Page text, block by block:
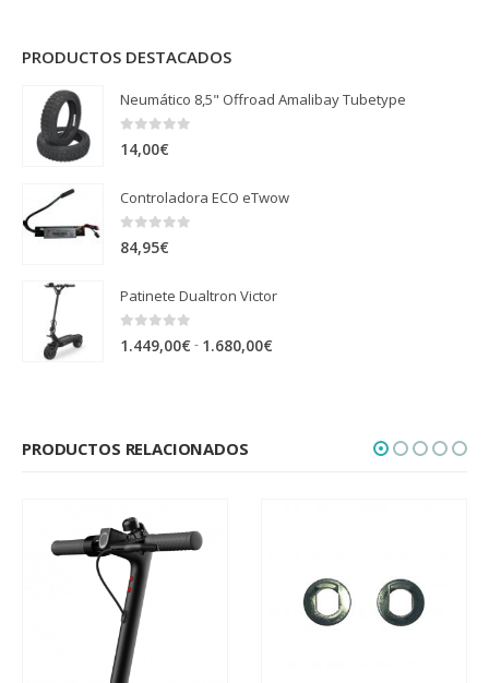
PRODUCTOS DESTACADOS
Neumático 8,5" Offroad Amalibay Tubetype
0 out of 5
14,00€
Controladora ECO eTwow
0 out of 5
84,95€
Patinete Dualtron Victor
1.449,00€ - 1.680,00€
PRODUCTOS RELACIONADOS